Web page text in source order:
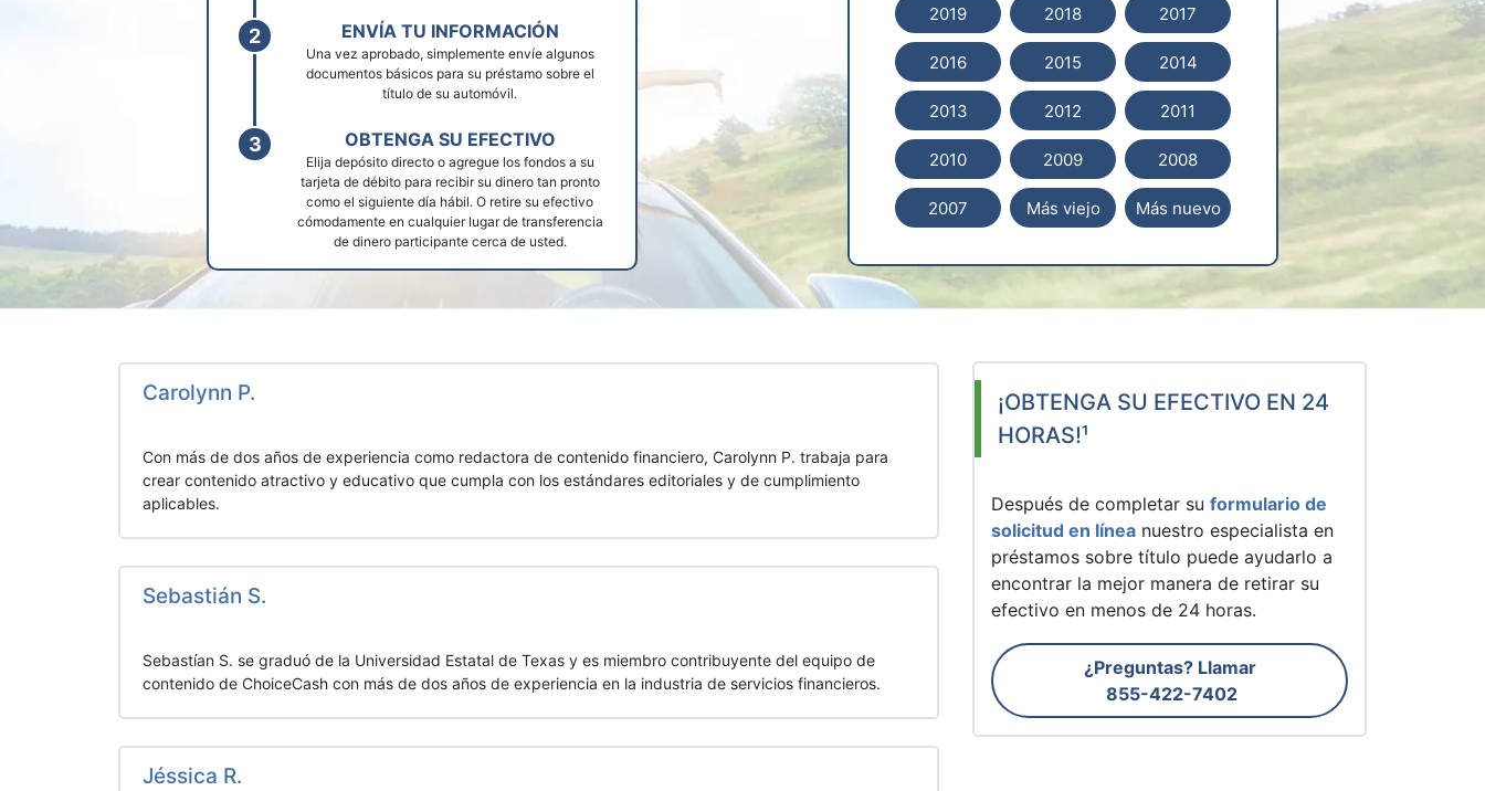
2019 2018 2017
2016 2015 2014
2013 2012 2011
2010 2009 2008
2007 Más viejo Más nuevo
ENVÍA TU INFORMACIÓN
Una vez aprobado, simplemente envíe algunos
documentos básicos para su préstamo sobre el
título de su automóvil.
OBTENGA SU EFECTIVO
Elija depósito directo o agregue los fondos a su
tarjeta de débito para recibir su dinero tan pronto
como el siguiente día hábil. O retire su efectivo
cómodamente en cualquier lugar de transferencia
de dinero participante cerca de usted.
Carolynn P.
Con más de dos años de experiencia como redactora de contenido financiero, Carolynn P. trabaja para
crear contenido atractivo y educativo que cumpla con los estándares editoriales y de cumplimiento
aplicables.
Sebastián S.
Sebastían S. se graduó de la Universidad Estatal de Texas y es miembro contribuyente del equipo de
contenido de ChoiceCash con más de dos años de experiencia en la industria de servicios financieros.
Jéssica R.
¡OBTENGA SU EFECTIVO EN 24
HORAS!¹
Después de completar suformulario de
solicitud en línea nuestro especialista en
préstamos sobre título puede ayudarlo a
encontrar la mejor manera de retirar su
efectivo en menos de 24 horas.
¿Preguntas? Llamar
855-422-7402